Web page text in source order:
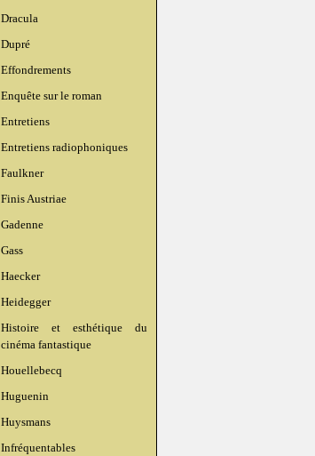
Dracula
Dupré
Effondrements
Enquête sur le roman
Entretiens
Entretiens radiophoniques
Faulkner
Finis Austriae
Gadenne
Gass
Haecker
Heidegger
Histoire et esthétique du
cinéma fantastique
Houellebecq
Huguenin
Huysmans
Infréquentables